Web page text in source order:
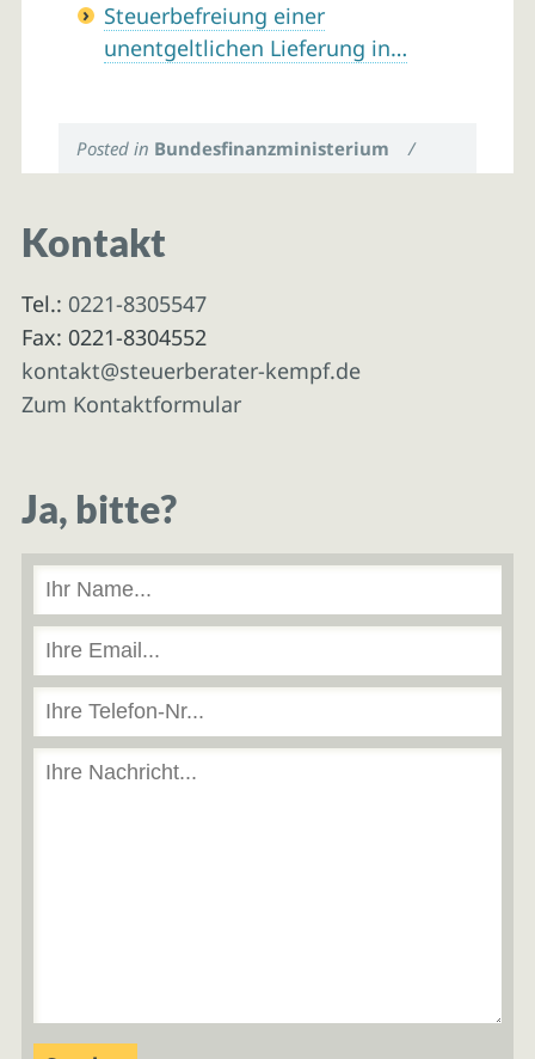
Steuerbefreiung einer
unentgeltlichen Lieferung in…
Posted in Bundesfinanzministerium /
Kontakt
Tel.: 0221-8305547
Fax: 0221-8304552
kontakt@steuerberater-kempf.de
Zum Kontaktformular
Ja, bitte?